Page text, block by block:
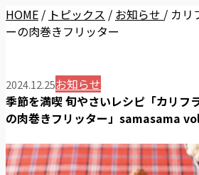
HOME / トピックス / お知らせ / カリ
ーの肉巻きフリッター
2024.12.25お知らせ
季節を満喫 旬やさいレシピ「カリフ
の肉巻きフリッター」samasama